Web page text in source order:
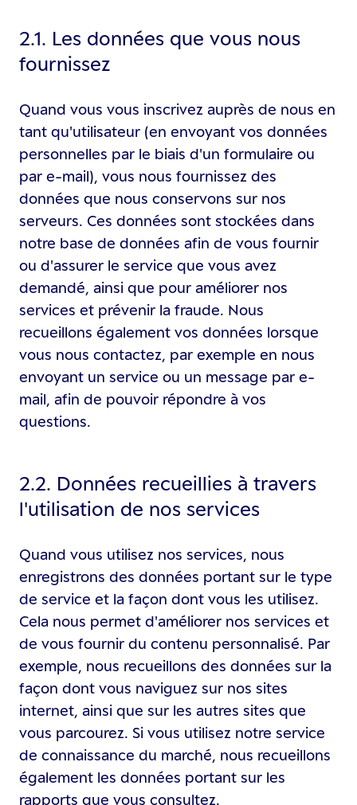
2.1. Les données que vous nous
fournissez
Quand vous vous inscrivez auprès de nous en
tant qu'utilisateur (en envoyant vos données
personnelles par le biais d'un formulaire ou
par e-mail), vous nous fournissez des
données que nous conservons sur nos
serveurs. Ces données sont stockées dans
notre base de données afin de vous fournir
ou d'assurer le service que vous avez
demandé, ainsi que pour améliorer nos
services et prévenir la fraude. Nous
recueillons également vos données lorsque
vous nous contactez, par exemple en nous
envoyant un service ou un message par e-
mail, afin de pouvoir répondre à vos
questions.
2.2. Données recueillies à travers
l'utilisation de nos services
Quand vous utilisez nos services, nous
enregistrons des données portant sur le type
de service et la façon dont vous les utilisez.
Cela nous permet d'améliorer nos services et
de vous fournir du contenu personnalisé. Par
exemple, nous recueillons des données sur la
façon dont vous naviguez sur nos sites
internet, ainsi que sur les autres sites que
vous parcourez. Si vous utilisez notre service
de connaissance du marché, nous recueillons
également les données portant sur les
rapports que vous consultez.